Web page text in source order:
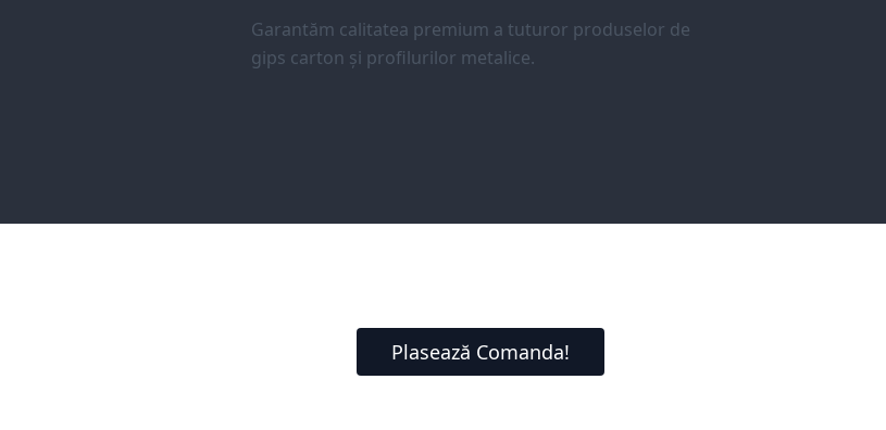
Garantăm calitatea premium a tuturor produselor de
gips carton și profilurilor metalice.
Plasează Comanda!